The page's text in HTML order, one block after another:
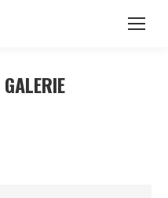
GALERIE